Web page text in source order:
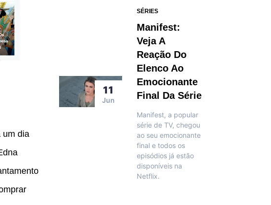
um dia
11
Jun
SÉRIES
Manifest:
Veja A
Reação Do
Elenco Ao
Emocionante
Final Da Série
Manifest, a popular
série de TV, chegou
ao seu emocionante
final e todos os
episódios já estão
disponíveis na
Netflix.